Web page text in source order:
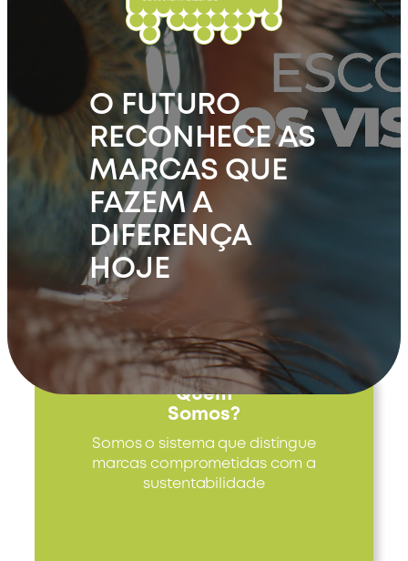
O FUTURO
RECONHECE AS
MARCAS QUE
FAZEM A
DIFERENÇA
HOJE
Quem
Somos?
Somos o sistema que distingue
marcas comprometidas com a
sustentabilidade